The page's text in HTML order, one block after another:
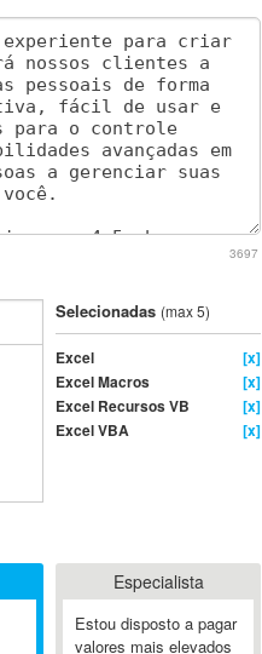
3697
Selecionadas (max 5)
Excel
[x]
Excel Macros
[x]
Excel Recursos VB
[x]
Excel VBA
[x]
Especialista
Estou disposto a pagar
valores mais elevados